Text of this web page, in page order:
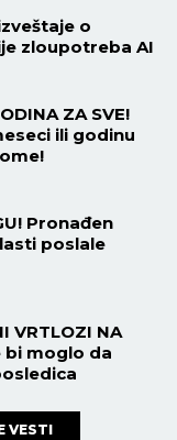
o
zloupotreba AI
ZA SVE!
ili godinu
Pronađen
poslale
VRTLOZI NA
bi moglo da
VESTI